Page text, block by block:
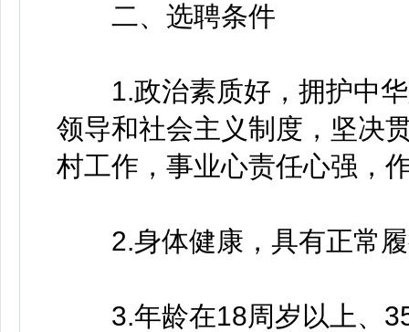
二、选聘条件
1.政治素质好，拥护中华
领导和社会主义制度，坚决
村工作，事业心责任心强，
2.身体健康，具有正常履
3.年龄在18周岁以上、35